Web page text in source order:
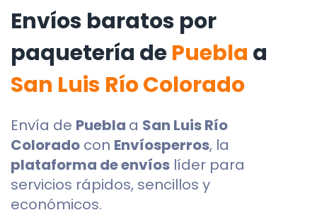
Envíos baratos por
paquetería dePuebla a
San Luis Río Colorado
Envía de Puebla a San Luis Río
Colorado con Envíosperros, la
plataforma de envíos líder para
servicios rápidos, sencillos y
económicos.